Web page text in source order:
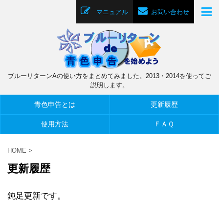
お問い合わせ
マニュアル
ブルーリターンAの使い方をまとめてみました。2013・2014を使ってご
説明します。
青色申告とは 更新履歴
使用方法 ＦＡＱ
HOME >
更新履歴
鈍足更新です。